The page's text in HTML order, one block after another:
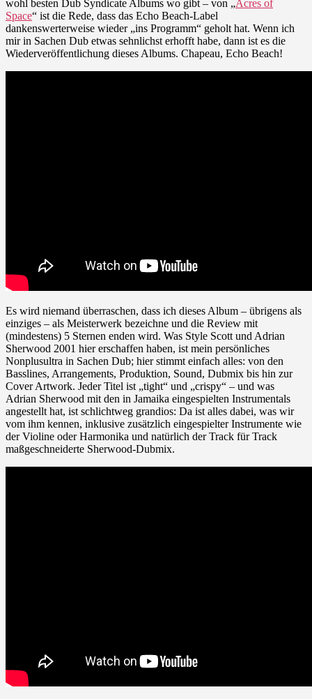
wohl besten Dub Syndicate Albums wo gibt – von „Acres of
Space“ ist die Rede, dass das Echo Beach-Label
dankenswerterweise wieder „ins Programm“ geholt hat. Wenn ich
mir in Sachen Dub etwas sehnlichst erhofft habe, dann ist es die
Wiederveröffentlichung dieses Albums. Chapeau, Echo Beach!
Es wird niemand überraschen, dass ich dieses Album – übrigens als
einziges – als Meisterwerk bezeichne und die Review mit
(mindestens) 5 Sternen enden wird. Was Style Scott und Adrian
Sherwood 2001 hier erschaffen haben, ist mein persönliches
Nonplusultra in Sachen Dub; hier stimmt einfach alles: von den
Basslines, Arrangements, Produktion, Sound, Dubmix bis hin zur
Cover Artwork. Jeder Titel ist „tight“ und „crispy“ – und was
Adrian Sherwood mit den in Jamaika eingespielten Instrumentals
angestellt hat, ist schlichtweg grandios: Da ist alles dabei, was wir
vom ihm kennen, inklusive zusätzlich eingespielter Instrumente wie
der Violine oder Harmonika und natürlich der Track für Track
maßgeschneiderte Sherwood-Dubmix.